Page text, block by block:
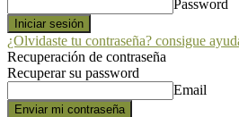
Password
¿Olvidaste tu contraseña? consigue
Recuperación de contraseña
Recuperar su password
Email